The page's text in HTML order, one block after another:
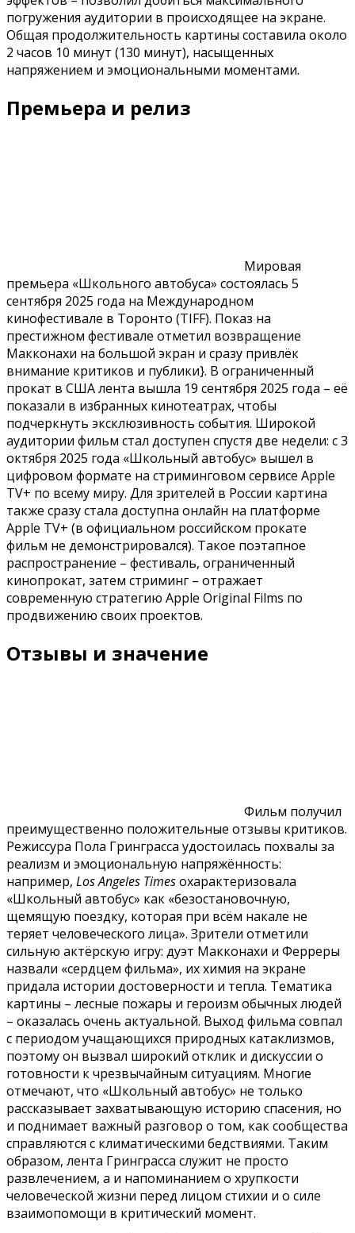
погружения аудитории в происходящее на экране.
Общая продолжительность картины составила около
2 часов 10 минут (130 минут), насыщенных
напряжением и эмоциональными моментами.
Премьера и релиз
Мировая
премьера «Школьного автобуса» состоялась 5
сентября 2025 года на Международном
кинофестивале в Торонто (TIFF). Показ на
престижном фестивале отметил возвращение
Макконахи на большой экран и сразу привлёк
внимание критиков и публики}. В ограниченный
прокат в США лента вышла 19 сентября 2025 года – её
показали в избранных кинотеатрах, чтобы
подчеркнуть эксклюзивность события. Широкой
аудитории фильм стал доступен спустя две недели: с 3
октября 2025 года «Школьный автобус» вышел в
цифровом формате на стриминговом сервисе Apple
TV+ по всему миру. Для зрителей в России картина
также сразу стала доступна онлайн на платформе
Apple TV+ (в официальном российском прокате
фильм не демонстрировался). Такое поэтапное
распространение – фестиваль, ограниченный
кинопрокат, затем стриминг – отражает
современную стратегию Apple Original Films по
продвижению своих проектов.
Отзывы и значение
Фильм получил
преимущественно положительные отзывы критиков.
Режиссура Пола Гринграсса удостоилась похвалы за
реализм и эмоциональную напряжённость:
например, Los Angeles Timesохарактеризовала
«Школьный автобус» как «безостановочную,
щемящую поездку, которая при всём накале не
теряет человеческого лица». Зрители отметили
сильную актёрскую игру: дуэт Макконахи и Ферреры
назвали «сердцем фильма», их химия на экране
придала истории достоверности и тепла. Тематика
картины – лесные пожары и героизм обычных людей
– оказалась очень актуальной. Выход фильма совпал
с периодом учащающихся природных катаклизмов,
поэтому он вызвал широкий отклик и дискуссии о
готовности к чрезвычайным ситуациям. Многие
отмечают, что «Школьный автобус» не только
рассказывает захватывающую историю спасения, но
и поднимает важный разговор о том, как сообщества
справляются с климатическими бедствиями. Таким
образом, лента Гринграсса служит не просто
развлечением, а и напоминанием о хрупкости
человеческой жизни перед лицом стихии и о силе
взаимопомощи в критический момент.